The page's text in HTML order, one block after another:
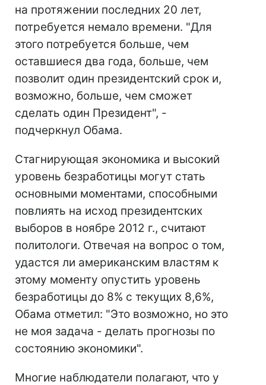
на протяжении последних 20 лет,
потребуется немало времени. "Для
этого потребуется больше, чем
оставшиеся два года, больше, чем
позволит один президентский срок и,
возможно, больше, чем сможет
сделать один Президент", -
подчеркнул Обама.
Стагнирующая экономика и высокий
уровень безработицы могут стать
основными моментами, способными
повлиять на исход президентских
выборов в ноябре 2012 г., считают
политологи. Отвечая на вопрос о том,
удастся ли американским властям к
этому моменту опустить уровень
безработицы до 8% с текущих 8,6%,
Обама отметил: "Это возможно, но это
не моя задача - делать прогнозы по
состоянию экономики".
Многие наблюдатели полагают, что у